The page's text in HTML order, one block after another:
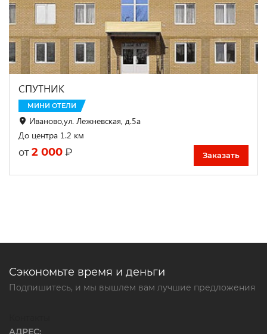
СПУТНИК
МИНИ ОТЕЛИ
Иваново,ул. Лежневская, д.5а
До центра 1.2 км
от 2 000 ₽ Заказать
Сэкономьте время и деньги
Подпишитесь, и мы вышлем вам лучшие предложения
АДРЕС: